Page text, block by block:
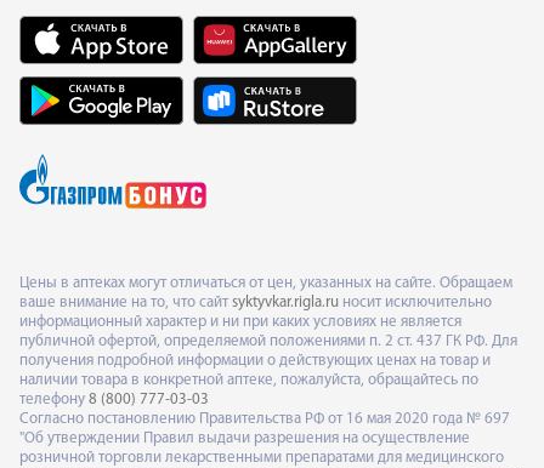
Цены в аптеках могут отличаться от цен, указанных на сайте. Обращаем
ваше внимание на то, что сайт syktyvkar.rigla.ru носит исключительно
информационный характер и ни при каких условиях не является
публичной офертой, определяемой положениями п. 2 ст. 437 ГК РФ. Для
получения подробной информации о действующих ценах на товар и
наличии товара в конкретной аптеке, пожалуйста, обращайтесь по
телефону 8 (800) 777-03-03
Согласно постановлению Правительства РФ от 16 мая 2020 года № 697
"Об утверждении Правил выдачи разрешения на осуществление
розничной торговли лекарственными препаратами для медицинского